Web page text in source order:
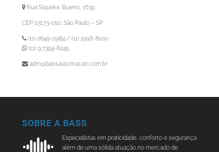
Rua Siqueira Bueno, 1639
CEP 03173-010, São Paulo – SP
(11) 2649-2984 / (11) 2918-8100
(11) 9.7394-6245
adm@bassautomacao.com.br
SOBRE A BASS
Especialistas em praticidade, conforto e segurança
além de uma sólida atuação no mercado de